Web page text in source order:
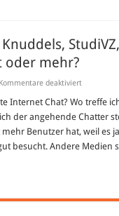
mehr?
Kommentare deaktiviertfür
Life,
StudiVZ,
Wer-
Kennt-
Wen
mehr?
Internet Chat? Wo treffe
der angehende Chatter
Benutzer hat, weil es
besucht. Andere Medien